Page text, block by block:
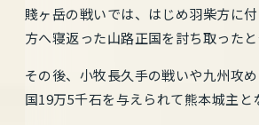
賤ヶ岳の戦いでは、はじめ羽柴方に
方へ寝返った山路正国を討ち取ったと
その後、小牧長久手の戦いや九州攻
国19万5千石を与えられて熊本城主と